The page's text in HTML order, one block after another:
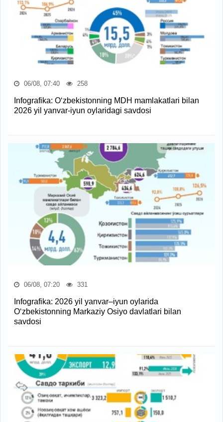
06/08, 07:40 258
Infografika: O‘zbekistonning MDH mamlakatlari bilan
2026 yil yanvar-iyun oylaridagi savdosi
06/08, 07:20 331
Infografika: 2026 yil yanvar–iyun oylarida
O‘zbekistonning Markaziy Osiyo davlatlari bilan
savdosi